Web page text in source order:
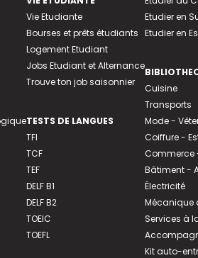
Vie Etudiante
Bourses et prêts étudiants
Logement Etudiant
Jobs Etudiant et Alternance
Trouve ton job saisonnier
TESTS DE LANGUES
TFI
TCF
TEF
DELF B1
DELF B2
TOEIC
TOEFL
Etudier en
Etudier en
Cuisine
Transports
Mode -
Coiffure -
Commerce
Bâtiment -
Électricité
Mécanique
Services à
Kit auto-